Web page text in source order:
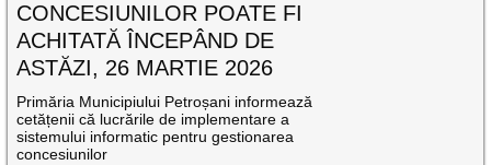
CONCESIUNILOR POATE FI
ACHITATĂ ÎNCEPÂND DE
ASTĂZI, 26 MARTIE 2026
Primăria Municipiului Petroșani informează
cetățenii că lucrările de implementare a
sistemului informatic pentru gestionarea
concesiunilor